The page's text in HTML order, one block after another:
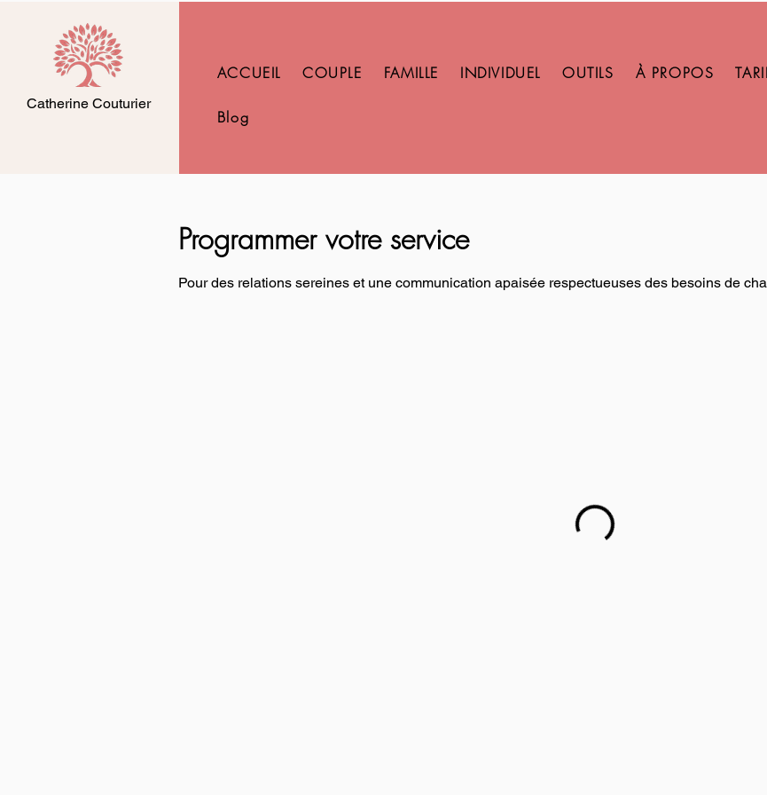
Catherine Couturier
ACCUEIL COUPLE FAMILLE INDIVIDUEL OUTILS À PROPOS
Blog
Programmer votre service
Pour des relations sereines et une communication apaisée respectueuses des besoins de